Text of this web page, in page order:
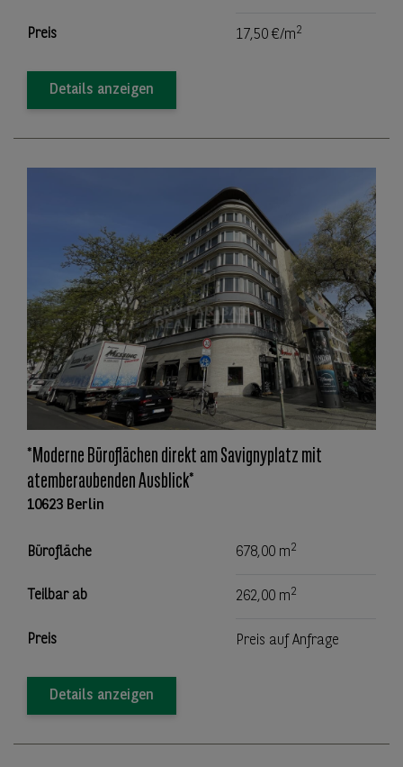
Preis 17,50 €/m2
Details anzeigen
*Moderne Büroflächen direkt am Savignyplatz mit
atemberaubenden Ausblick*
10623 Berlin
Bürofläche 678,00 m2
Teilbar ab 262,00 m2
Preis Preis auf Anfrage
Details anzeigen